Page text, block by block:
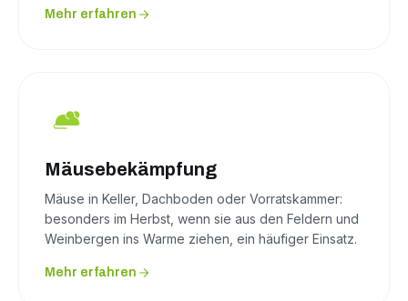
Mehr erfahren
Mäusebekämpfung
Mäuse in Keller, Dachboden oder Vorratskammer:
besonders im Herbst, wenn sie aus den Feldern und
Weinbergen ins Warme ziehen, ein häufiger Einsatz.
Mehr erfahren